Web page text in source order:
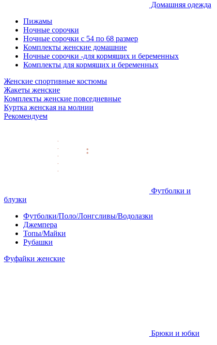
Домашняя одежда
Пижамы
Ночные сорочки
Ночные сорочки с 54 по 68 размер
Комплекты женские домашние
Ночные сорочки -для кормящих и беременных
Комплекты для кормящих и беременных
Женские спортивные костюмы
Жакеты женские
Комплекты женские повседневные
Куртка женская на молнии
Рекомендуем
Футболки и
блузки
Футболки/Поло/Лонгсливы/Водолазки
Джемпера
Топы/Майки
Рубашки
Фуфайки женские
Брюки и юбки